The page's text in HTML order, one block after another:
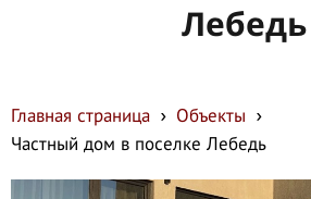
Лебедь
Главная страница
Объекты
Частный дом в поселке Лебедь